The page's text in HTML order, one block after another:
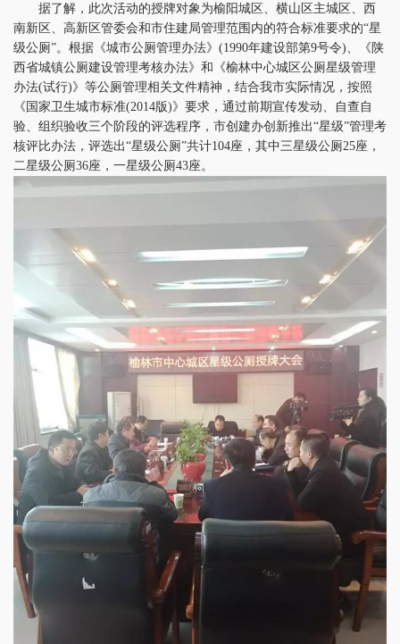
据了解，此次活动的授牌对象为榆阳城区、横山区主城区、西
南新区、高新区管委会和市住建局管理范围内的符合标准要求的“星
级公厕”。根据《城市公厕管理办法》(1990年建设部第9号令)、《陕
西省城镇公厕建设管理考核办法》和《榆林中心城区公厕星级管理
办法(试行)》等公厕管理相关文件精神，结合我市实际情况，按照
《国家卫生城市标准(2014版)》要求，通过前期宣传发动、自查自
验、组织验收三个阶段的评选程序，市创建办创新推出“星级”管理考
核评比办法，评选出“星级公厕”共计104座，其中三星级公厕25座，
二星级公厕36座，一星级公厕43座。